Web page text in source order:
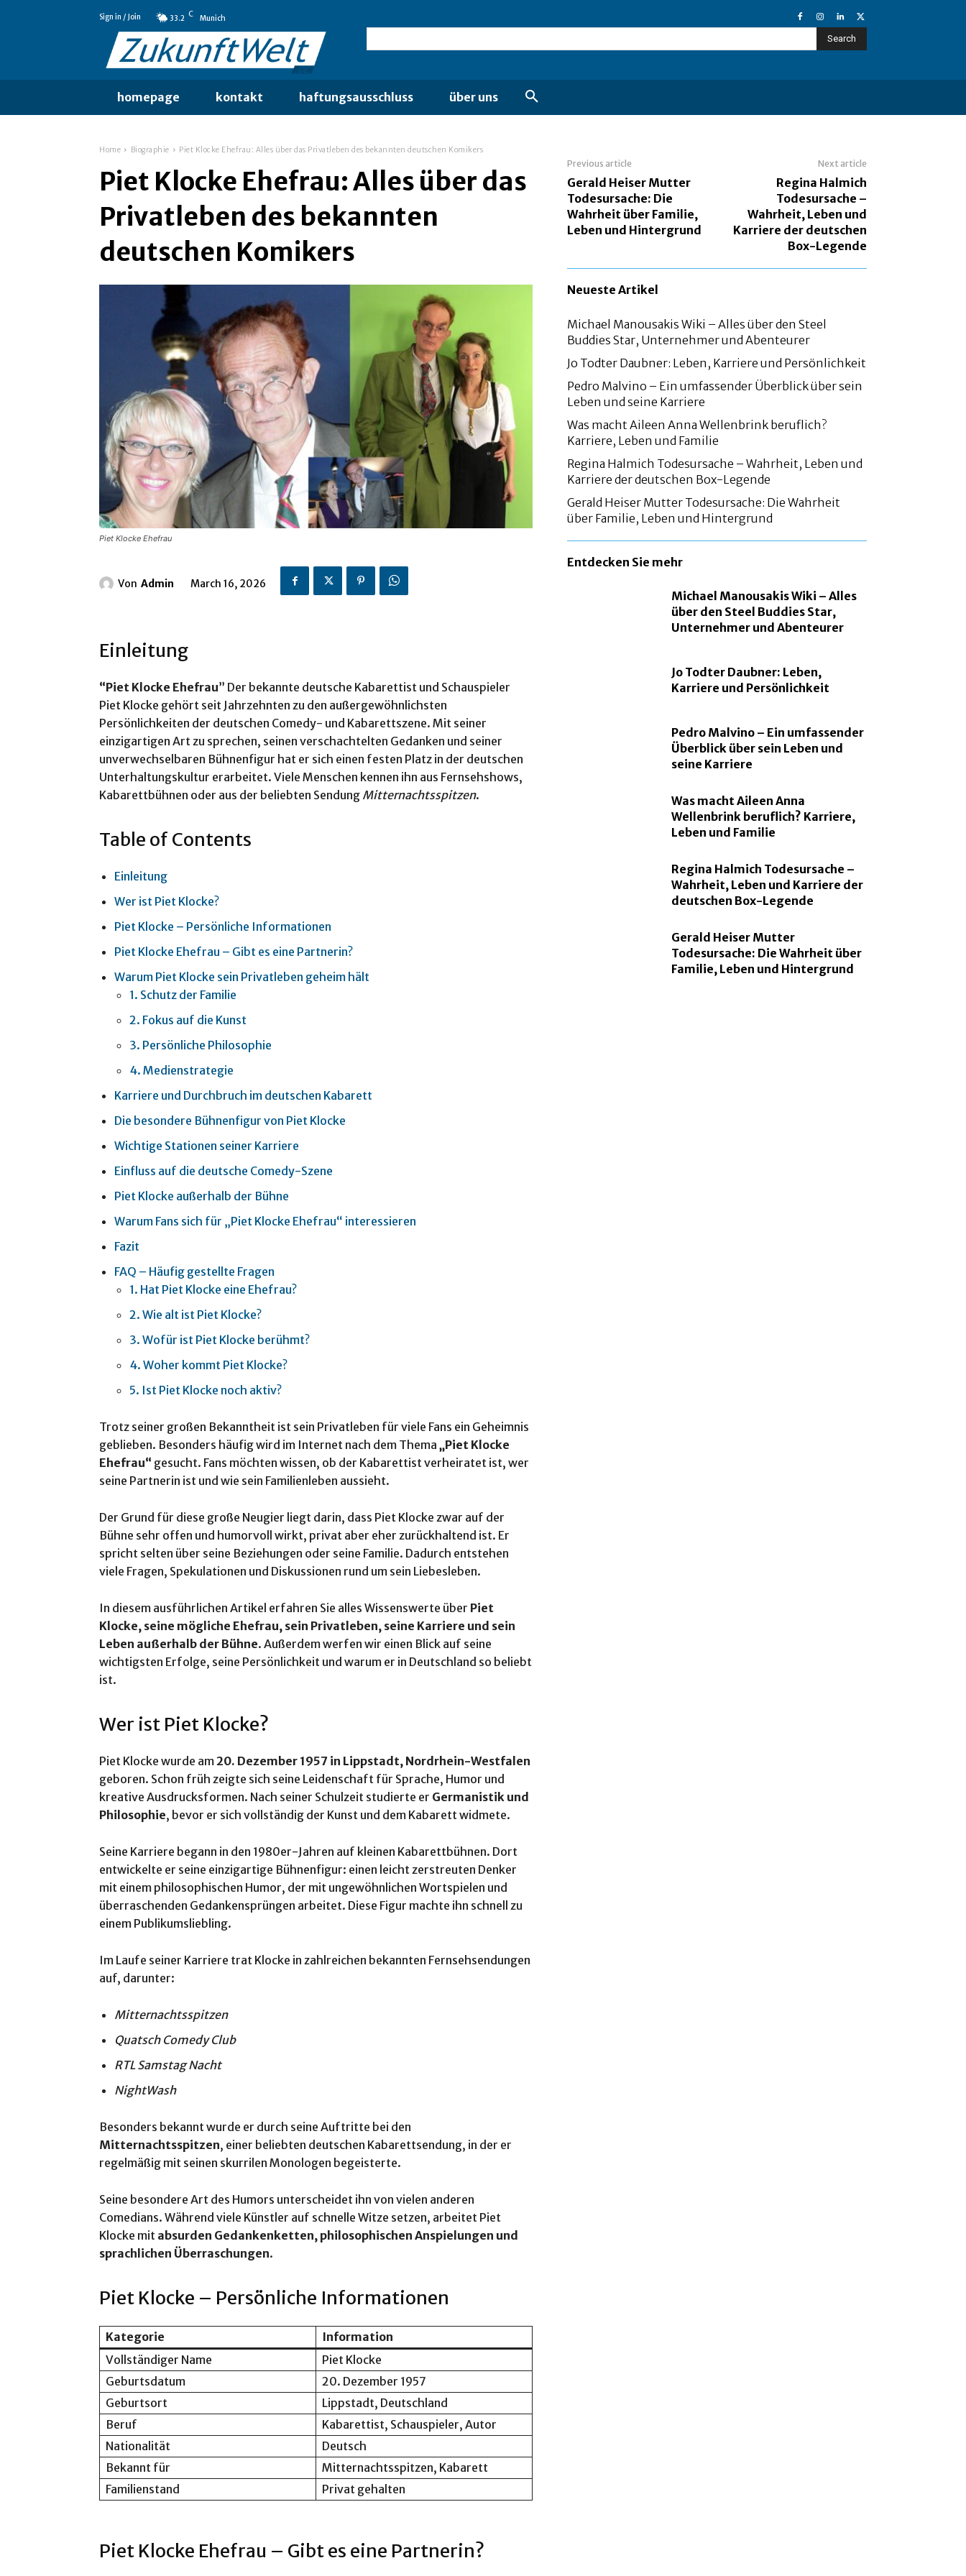
Sign in / Join 33.2 C Munich
Search
homepage kontakt haftungsausschluss über uns
Home Biographie Piet Klocke Ehefrau: Alles über das Privatleben des bekannten deutschen Komikers
Piet Klocke Ehefrau: Alles über das
Privatleben des bekannten
deutschen Komikers
Piet Klocke Ehefrau
Von Admin March 16, 2026
Einleitung
“Piet Klocke Ehefrau” Der bekannte deutsche Kabarettist und Schauspieler
Piet Klocke gehört seit Jahrzehnten zu den außergewöhnlichsten
Persönlichkeiten der deutschen Comedy- und Kabarettszene. Mit seiner
einzigartigen Art zu sprechen, seinen verschachtelten Gedanken und seiner
unverwechselbaren Bühnenfigur hat er sich einen festen Platz in der deutschen
Unterhaltungskultur erarbeitet. Viele Menschen kennen ihn aus Fernsehshows,
Kabarettbühnen oder aus der beliebten Sendung Mitternachtsspitzen.
Table of Contents
Einleitung
Wer ist Piet Klocke?
Piet Klocke – Persönliche Informationen
Piet Klocke Ehefrau – Gibt es eine Partnerin?
Warum Piet Klocke sein Privatleben geheim hält
1. Schutz der Familie
2. Fokus auf die Kunst
3. Persönliche Philosophie
4. Medienstrategie
Karriere und Durchbruch im deutschen Kabarett
Die besondere Bühnenfigur von Piet Klocke
Wichtige Stationen seiner Karriere
Einfluss auf die deutsche Comedy-Szene
Piet Klocke außerhalb der Bühne
Warum Fans sich für „Piet Klocke Ehefrau“ interessieren
Fazit
FAQ – Häufig gestellte Fragen
1. Hat Piet Klocke eine Ehefrau?
2. Wie alt ist Piet Klocke?
3. Wofür ist Piet Klocke berühmt?
4. Woher kommt Piet Klocke?
5. Ist Piet Klocke noch aktiv?
Trotz seiner großen Bekanntheit ist sein Privatleben für viele Fans ein Geheimnis
geblieben. Besonders häufig wird im Internet nach dem Thema „Piet Klocke
Ehefrau“ gesucht. Fans möchten wissen, ob der Kabarettist verheiratet ist, wer
seine Partnerin ist und wie sein Familienleben aussieht.
Der Grund für diese große Neugier liegt darin, dass Piet Klocke zwar auf der
Bühne sehr offen und humorvoll wirkt, privat aber eher zurückhaltend ist. Er
spricht selten über seine Beziehungen oder seine Familie. Dadurch entstehen
viele Fragen, Spekulationen und Diskussionen rund um sein Liebesleben.
In diesem ausführlichen Artikel erfahren Sie alles Wissenswerte über Piet
Klocke, seine mögliche Ehefrau, sein Privatleben, seine Karriere und sein
Leben außerhalb der Bühne. Außerdem werfen wir einen Blick auf seine
wichtigsten Erfolge, seine Persönlichkeit und warum er in Deutschland so beliebt
ist.
Wer ist Piet Klocke?
Piet Klocke wurde am20. Dezember 1957 in Lippstadt, Nordrhein-Westfalen
geboren. Schon früh zeigte sich seine Leidenschaft für Sprache, Humor und
kreative Ausdrucksformen. Nach seiner Schulzeit studierte er Germanistik und
Philosophie, bevor er sich vollständig der Kunst und dem Kabarett widmete.
Seine Karriere begann in den 1980er-Jahren auf kleinen Kabarettbühnen. Dort
entwickelte er seine einzigartige Bühnenfigur: einen leicht zerstreuten Denker
mit einem philosophischen Humor, der mit ungewöhnlichen Wortspielen und
überraschenden Gedankensprüngen arbeitet. Diese Figur machte ihn schnell zu
einem Publikumsliebling.
Im Laufe seiner Karriere trat Klocke in zahlreichen bekannten Fernsehsendungen
auf, darunter:
Mitternachtsspitzen
Quatsch Comedy Club
RTL Samstag Nacht
NightWash
Besonders bekannt wurde er durch seine Auftritte bei den
Mitternachtsspitzen, einer beliebten deutschen Kabarettsendung, in der er
regelmäßig mit seinen skurrilen Monologen begeisterte.
Seine besondere Art des Humors unterscheidet ihn von vielen anderen
Comedians. Während viele Künstler auf schnelle Witze setzen, arbeitet Piet
Klocke mit absurden Gedankenketten, philosophischen Anspielungen und
sprachlichen Überraschungen.
Piet Klocke – Persönliche Informationen
Kategorie
Information
Vollständiger Name
Piet Klocke
Geburtsdatum
20. Dezember 1957
Geburtsort
Lippstadt, Deutschland
Beruf
Kabarettist, Schauspieler, Autor
Nationalität
Deutsch
Bekannt für
Mitternachtsspitzen, Kabarett
Familienstand
Privat gehalten
Piet Klocke Ehefrau – Gibt es eine Partnerin?
Previous article
Gerald Heiser Mutter
Todesursache: Die
Wahrheit über Familie,
Leben und Hintergrund
Next article
Regina Halmich
Todesursache –
Wahrheit, Leben und
Karriere der deutschen
Box-Legende
Neueste Artikel
Michael Manousakis Wiki – Alles über den Steel
Buddies Star, Unternehmer und Abenteurer
Jo Todter Daubner: Leben, Karriere und Persönlichkeit
Pedro Malvino – Ein umfassender Überblick über sein
Leben und seine Karriere
Was macht Aileen Anna Wellenbrink beruflich?
Karriere, Leben und Familie
Regina Halmich Todesursache – Wahrheit, Leben und
Karriere der deutschen Box-Legende
Gerald Heiser Mutter Todesursache: Die Wahrheit
über Familie, Leben und Hintergrund
Entdecken Sie mehr
Michael Manousakis Wiki – Alles
über den Steel Buddies Star,
Unternehmer und Abenteurer
Jo Todter Daubner: Leben,
Karriere und Persönlichkeit
Pedro Malvino – Ein umfassender
Überblick über sein Leben und
seine Karriere
Was macht Aileen Anna
Wellenbrink beruflich? Karriere,
Leben und Familie
Regina Halmich Todesursache –
Wahrheit, Leben und Karriere der
deutschen Box-Legende
Gerald Heiser Mutter
Todesursache: Die Wahrheit über
Familie, Leben und Hintergrund